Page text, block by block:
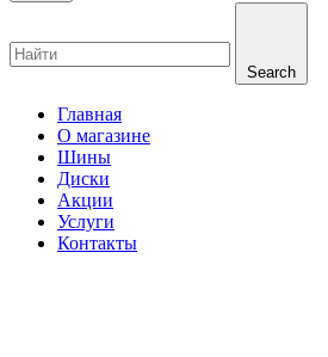
Search
Главная
О магазине
Шины
Диски
Акции
Услуги
Контакты